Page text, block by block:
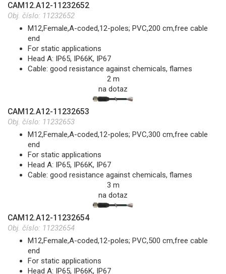
CAM12.A12-11232652
Obj. číslo: 11232652
M12,Female,A-coded,12-poles; PVC,200 cm,free cable
end
For static applications
Head A: IP65, IP66K, IP67
Cable: good resistance against chemicals, flames
2 m
na dotaz
CAM12.A12-11232653
Obj. číslo: 11232653
M12,Female,A-coded,12-poles; PVC,300 cm,free cable
end
For static applications
Head A: IP65, IP66K, IP67
Cable: good resistance against chemicals, flames
3 m
na dotaz
CAM12.A12-11232654
Obj. číslo: 11232654
M12,Female,A-coded,12-poles; PVC,500 cm,free cable
end
For static applications
Head A: IP65, IP66K, IP67